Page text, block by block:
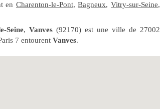
en Charenton-le-Pont,Bagneux,Vitry-sur-Seine,
Seine,Vanves (92170) est une ville de 27002
7 entourent Vanves.